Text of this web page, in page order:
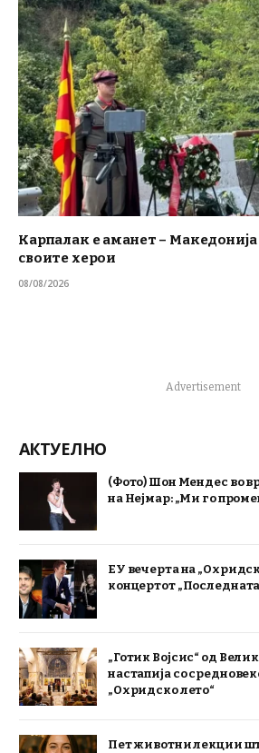
Карпалак е аманет – Македонија
своите херои
08/08/2026
Advertisement
АКТУЕЛНО
(Фото) Шон Мендес во
на Нејмар: „Ми го
ЕУ вечерта на
концертот „Последната
„Готик Војсис“ од
настапија со
„Охридско лето“
Пет животни лекции